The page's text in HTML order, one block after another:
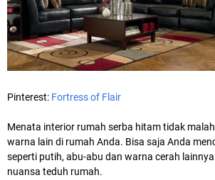
Pinterest: Fortress of Flair
Menata interior rumah serba hitam tidak
warna lain di rumah Anda. Bisa saja Anda
seperti putih, abu-abu dan warna cerah
nuansa teduh rumah.